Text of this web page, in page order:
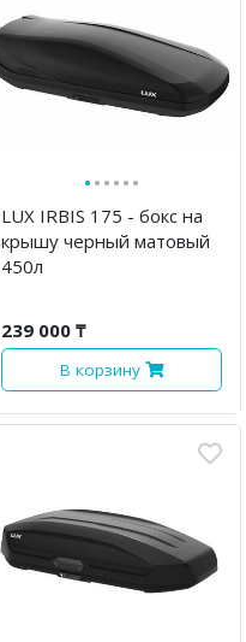
······
LUX IRBIS 175 - бокс на
крышу черный матовый
450л
239 000 ₸
В корзину